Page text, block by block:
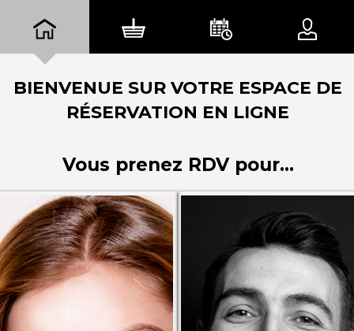
BIENVENUE SUR VOTRE ESPACE DE
RÉSERVATION EN LIGNE
Vous prenez RDV pour...